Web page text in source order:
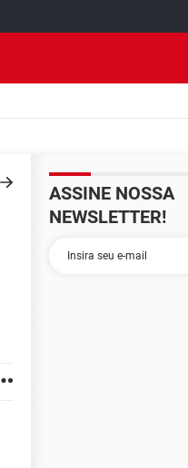
ASSINE NOSSA
NEWSLETTER!